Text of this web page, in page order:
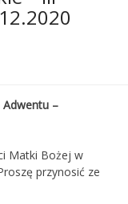
Adwentu –
Matki Bożej w
przynosić ze